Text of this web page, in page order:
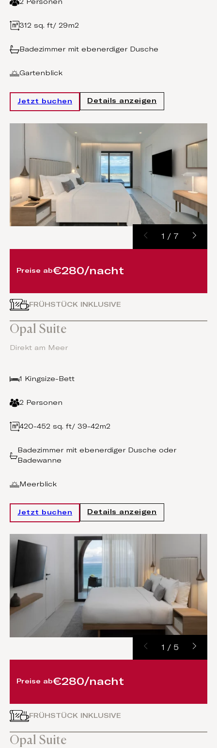
2 Personen
312 sq. ft/ 29m2
Badezimmer mit ebenerdiger Dusche
Gartenblick
Jetzt buchen Details anzeigen
FRÜHSTÜCK INKLUSIVE
Opal Suite
Direkt am Meer
1 Kingsize-Bett
2 Personen
420-452 sq. ft/ 39-42m2
Badezimmer mit ebenerdiger Dusche oder
Badewanne
Meerblick
1 / 7
Preise ab€280/nacht
Jetzt buchen Details anzeigen
FRÜHSTÜCK INKLUSIVE
Opal Suite
1 / 5
Preise ab€280/nacht